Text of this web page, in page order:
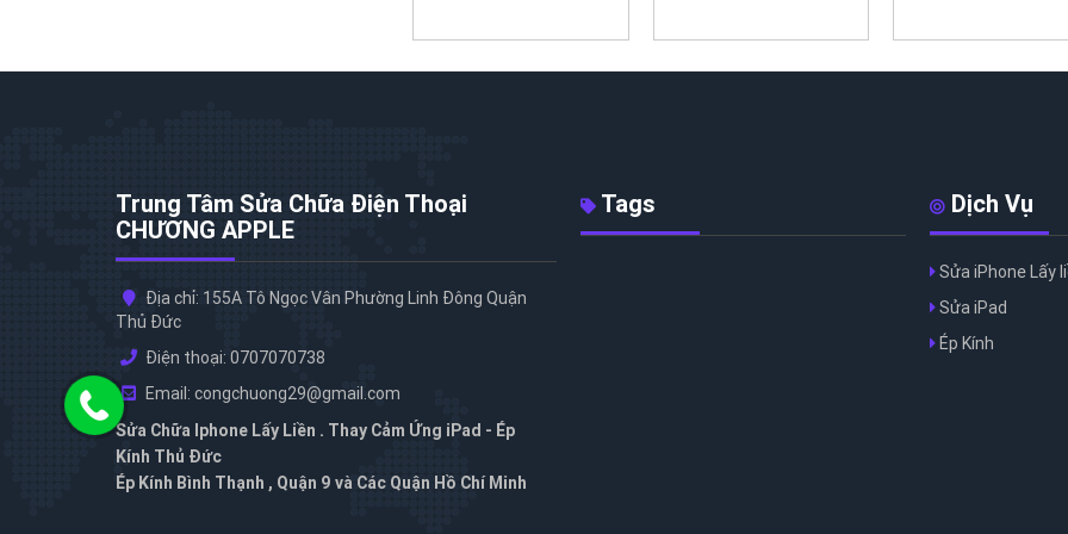
Trung Tâm Sửa Chữa Điện Thoại
CHƯƠNG APPLE
Địa chỉ: 155A Tô Ngọc Vân Phường Linh Đông Quận
Thủ Đức
Điện thoại: 0707070738
Email: congchuong29@gmail.com
Sửa Chữa Iphone Lấy Liền . Thay Cảm Ứng iPad - Ép
Kính Thủ Đức
Ép Kính Bình Thạnh , Quận 9 và Các Quận Hồ Chí Minh
Tags Dịch Vụ
Sửa iPhone Lấy
Sửa iPad
Ép Kính